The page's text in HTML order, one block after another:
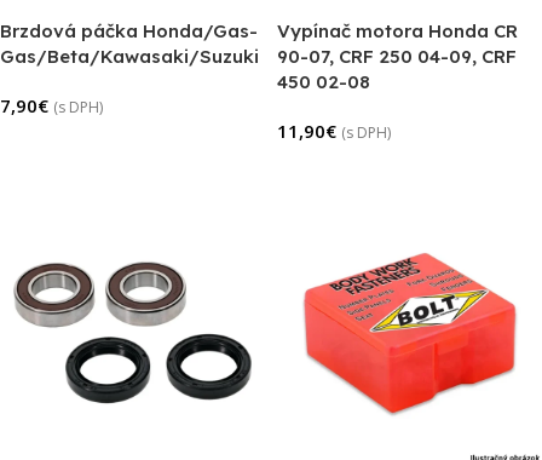
Brzdová páčka Honda/Gas-
Gas/Beta/Kawasaki/Suzuki
7,90€ (s DPH)
Vypínač motora Honda CR
90-07, CRF 250 04-09, CRF
450 02-08
11,90€ (s DPH)